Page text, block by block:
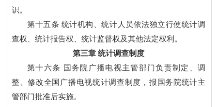
识。
第十五条 统计机构、统计人员依法独立行使统计调
查权、统计报告权、统计监督权及其他法定权利。
第三章 统计调查制度
第十六条 国务院广播电视主管部门负责制定、调
整、修改全国广播电视统计调查制度，报国务院统计主
管部门批准后实施。